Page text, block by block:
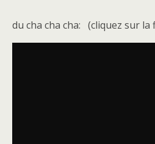
du cha cha cha: (cliquez sur la